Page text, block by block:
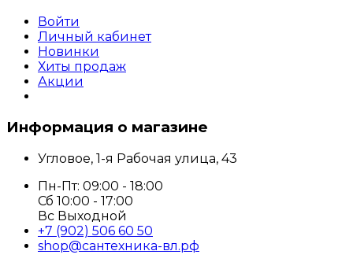
Войти
Личный кабинет
Новинки
Хиты продаж
Акции
Информация о магазине
Угловое, 1-я Рабочая улица, 43
Пн-Пт: 09:00 - 18:00
Сб 10:00 - 17:00
Вс Выходной
+7 (902) 506 60 50
shop@сантехника-вл.рф